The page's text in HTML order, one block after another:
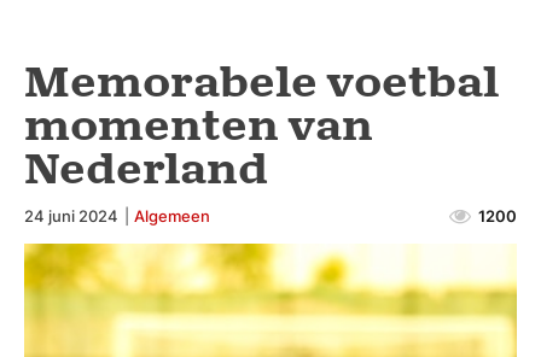
Memorabele voetbal
momenten van
Nederland
24 juni 2024 Algemeen 1200